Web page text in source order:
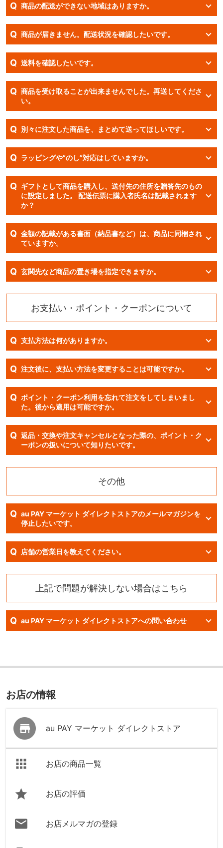
Q 商品の配送ができない地域はありますか。
Q 商品が届きません。配送状況を確認したいです。
Q 送料を確認したいです。
Q 商品を受け取ることが出来ませんでした。再送してくださ
い。
Q 別々に注文した商品を、まとめて送ってほしいです。
Q ラッピングや”のし”対応はしていますか。
Q ギフトとして商品を購入し、送付先の住所を贈答先のもの
に設定しました。 配送伝票に購入者氏名は記載されます
か？
Q 金額の記載がある書面（納品書など）は、商品に同梱され
ていますか。
Q 玄関先など商品の置き場を指定できますか。
お支払い・ポイント・クーポンについて
Q 支払方法は何がありますか。
Q 注文後に、支払い方法を変更することは可能ですか。
Q ポイント・クーポン利用を忘れて注文をしてしまいまし
た。後から適用は可能ですか。
Q 返品・交換や注文キャンセルとなった際の、ポイント・ク
ーポンの扱いについて知りたいです。
その他
Q au PAY マーケット ダイレクトストアのメールマガジンを
停止したいです。
Q 店舗の営業日を教えてください。
上記で問題が解決しない場合はこちら
Q au PAY マーケット ダイレクトストアへの問い合わせ
お店の情報
au PAY マーケット ダイレクトストア
お店の商品一覧
お店の評価
お店メルマガの登録